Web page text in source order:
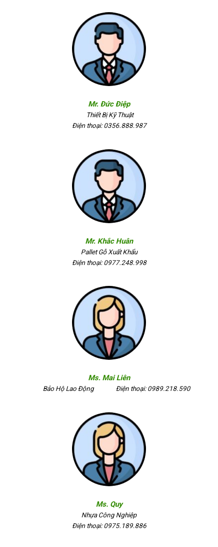
Mr. Đức Điệp
Thiết Bị Kỹ Thuật
Điện thoại: 0356.888.987
Mr. Khắc Huân
Pallet Gỗ Xuất Khẩu
Điện thoại: 0977.248.998
Ms. Mai Liên
Bảo Hộ Lao Động Điện thoại: 0989.218.590
Ms. Quy
Nhựa Công Nghiệp
Điện thoại: 0975.189.886